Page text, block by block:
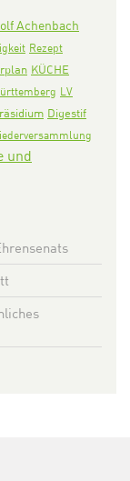
Achenbach
Rezept
KÜCHE
LV
Digestif
und